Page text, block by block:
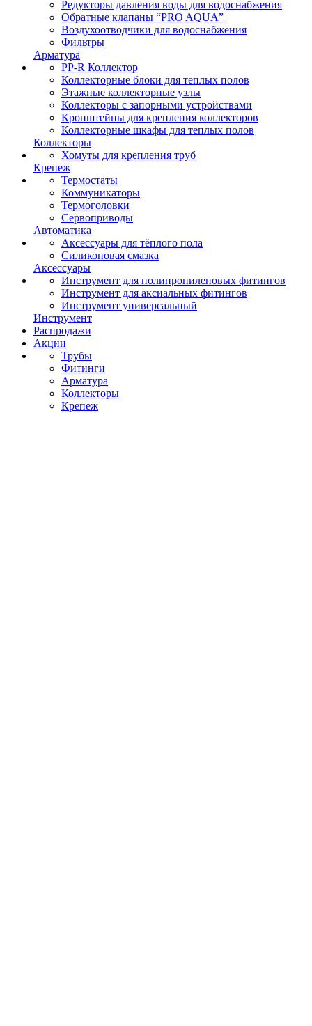
Редукторы давления воды для водоснабжения
Обратные клапаны “PRO AQUA”
Воздухоотводчики для водоснабжения
Фильтры
Арматура
PP-R Коллектор
Коллекторные блоки для теплых полов
Этажные коллекторные узлы
Коллекторы с запорными устройствами
Кронштейны для крепления коллекторов
Коллекторные шкафы для теплых полов
Коллекторы
Хомуты для крепления труб
Крепеж
Термостаты
Коммуникаторы
Термоголовки
Сервоприводы
Автоматика
Аксессуары для тёплого пола
Силиконовая смазка
Аксессуары
Инструмент для полипропиленовых фитингов
Инструмент для аксиальных фитингов
Инструмент универсальный
Инструмент
Распродажи
Акции
Трубы
Фитинги
Арматура
Коллекторы
Крепеж